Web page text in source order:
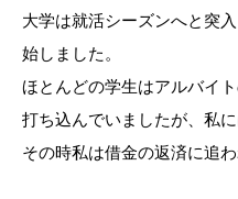
大学は就活シーズンへと突
始しました。
ほとんどの学生はアルバイ
打ち込んでいましたが、私
その時私は借金の返済に追わ